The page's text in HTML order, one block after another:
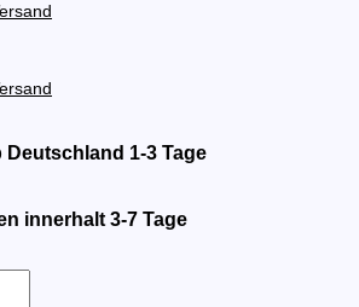
Deutschland 1-3 Tage
innerhalt 3-7 Tage